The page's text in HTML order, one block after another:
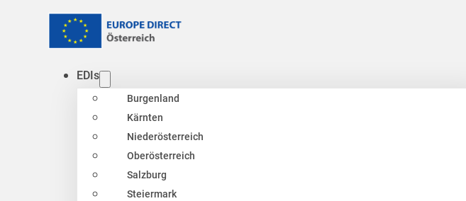
EDIs
Burgenland
Kärnten
Niederösterreich
Oberösterreich
Salzburg
Steiermark